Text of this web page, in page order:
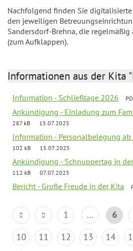
Nachfolgend finden Sie
den jeweiligen
Sandersdorf-Brehna, die
(zum Aufklappen).
Informationen aus der Kita
Information - Schließtage 2026
Ankündigung - Einladung zum
287 kB
15.07.2025
Information - Personalbelegung
102 kB
15.07.2025
Ankündigung - Schnuppertag in
112 kB
07.07.2025
Bericht - Große Freude in der Kita
1 ... 6
10
11 12 13 14